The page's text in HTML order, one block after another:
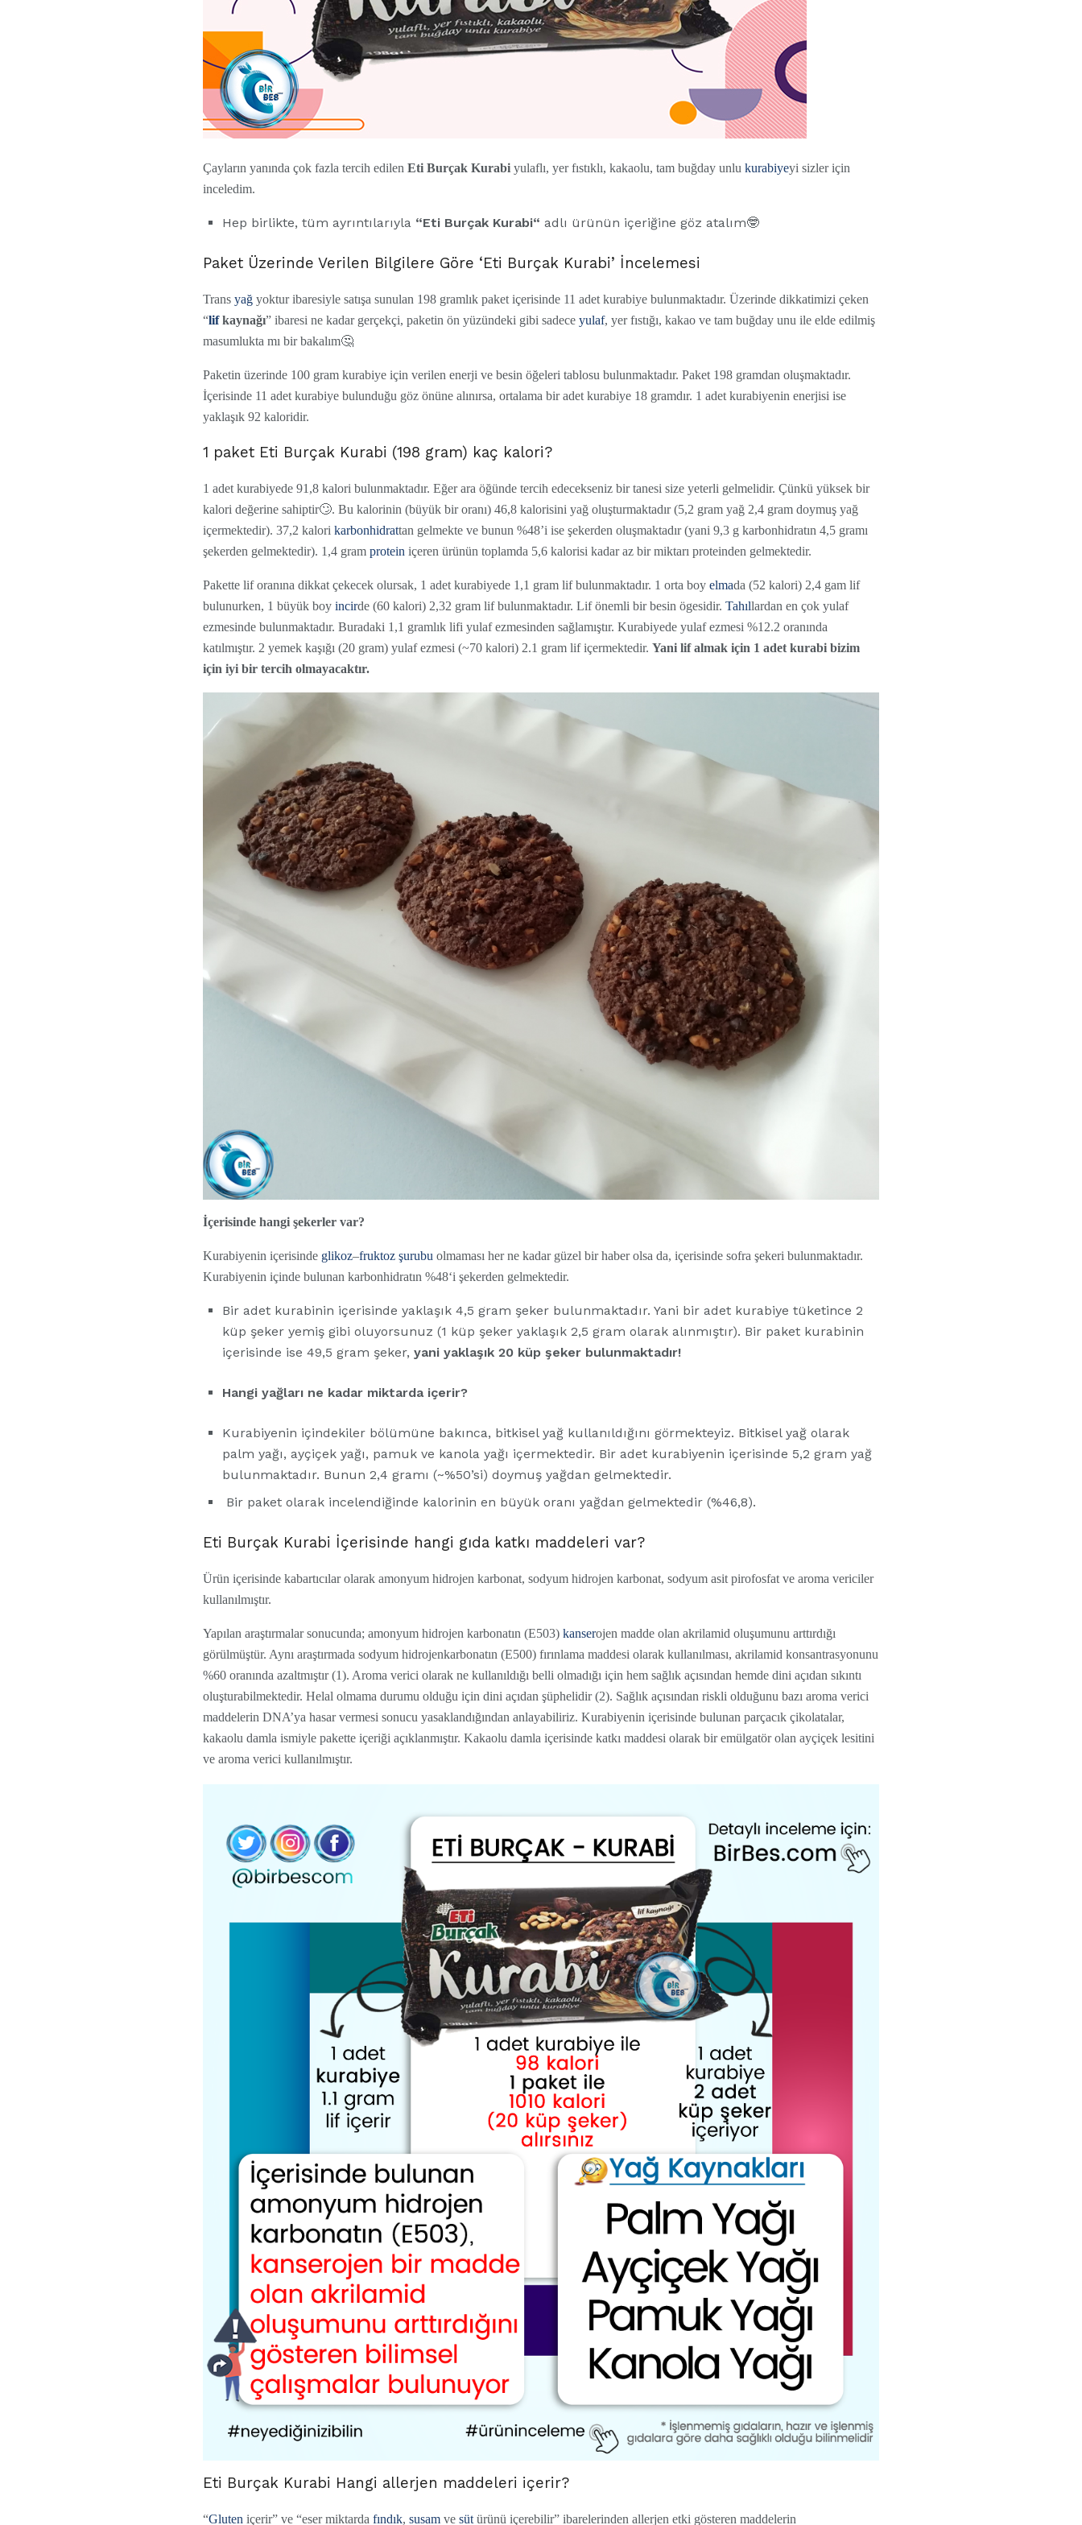
Çayların yanında çok fazla tercih edilen Eti Burçak Kurabi yulaflı, yer fıstıklı, kakaolu, tam buğday unlu kurabiyeyi sizler için
inceledim.
Hep birlikte, tüm ayrıntılarıyla “Eti Burçak Kurabi“ adlı ürünün içeriğine göz atalım🤓
Paket Üzerinde Verilen Bilgilere Göre ‘Eti Burçak Kurabi’ İncelemesi
Trans yağ yoktur ibaresiyle satışa sunulan 198 gramlık paket içerisinde 11 adet kurabiye bulunmaktadır. Üzerinde dikkatimizi çeken
“lifkaynağı” ibaresi ne kadar gerçekçi, paketin ön yüzündeki gibi sadece yulaf, yer fıstığı, kakao ve tam buğday unu ile elde edilmiş
masumlukta mı bir bakalım🤔
Paketin üzerinde 100 gram kurabiye için verilen enerji ve besin öğeleri tablosu bulunmaktadır. Paket 198 gramdan oluşmaktadır.
İçerisinde 11 adet kurabiye bulunduğu göz önüne alınırsa, ortalama bir adet kurabiye 18 gramdır. 1 adet kurabiyenin enerjisi ise
yaklaşık 92 kaloridir.
1 paket Eti Burçak Kurabi (198 gram) kaç kalori?
1 adet kurabiyede 91,8 kalori bulunmaktadır. Eğer ara öğünde tercih edecekseniz bir tanesi size yeterli gelmelidir. Çünkü yüksek bir
kalori değerine sahiptir🙄. Bu kalorinin (büyük bir oranı) 46,8 kalorisini yağ oluşturmaktadır (5,2 gram yağ 2,4 gram doymuş yağ
içermektedir). 37,2 kalori karbonhidrattan gelmekte ve bunun %48’i ise şekerden oluşmaktadır (yani 9,3 g karbonhidratın 4,5 gramı
şekerden gelmektedir). 1,4 gram protein içeren ürünün toplamda 5,6 kalorisi kadar az bir miktarı proteinden gelmektedir.
Pakette lif oranına dikkat çekecek olursak, 1 adet kurabiyede 1,1 gram lif bulunmaktadır. 1 orta boy elmada (52 kalori) 2,4 gam lif
bulunurken, 1 büyük boy incirde (60 kalori) 2,32 gram lif bulunmaktadır. Lif önemli bir besin ögesidir. Tahıllardan en çok yulaf
ezmesinde bulunmaktadır. Buradaki 1,1 gramlık lifi yulaf ezmesinden sağlamıştır. Kurabiyede yulaf ezmesi %12.2 oranında
katılmıştır. 2 yemek kaşığı (20 gram) yulaf ezmesi (~70 kalori) 2.1 gram lif içermektedir. Yani lif almak için 1 adet kurabi bizim
için iyi bir tercih olmayacaktır.
İçerisinde hangi şekerler var?
Kurabiyenin içerisinde glikoz–fruktoz şurubu olmaması her ne kadar güzel bir haber olsa da, içerisinde sofra şekeri bulunmaktadır.
Kurabiyenin içinde bulunan karbonhidratın %48‘i şekerden gelmektedir.
Bir adet kurabinin içerisinde yaklaşık 4,5 gram şeker bulunmaktadır. Yani bir adet kurabiye tüketince 2
küp şeker yemiş gibi oluyorsunuz (1 küp şeker yaklaşık 2,5 gram olarak alınmıştır). Bir paket kurabinin
içerisinde ise 49,5 gram şeker, yani yaklaşık 20 küp şeker bulunmaktadır!
Hangi yağları ne kadar miktarda içerir?
Kurabiyenin içindekiler bölümüne bakınca, bitkisel yağ kullanıldığını görmekteyiz. Bitkisel yağ olarak
palm yağı, ayçiçek yağı, pamuk ve kanola yağı içermektedir. Bir adet kurabiyenin içerisinde 5,2 gram yağ
bulunmaktadır. Bunun 2,4 gramı (~%50’si) doymuş yağdan gelmektedir.
Bir paket olarak incelendiğinde kalorinin en büyük oranı yağdan gelmektedir (%46,8).
Eti Burçak Kurabi İçerisinde hangi gıda katkı maddeleri var?
Ürün içerisinde kabartıcılar olarak amonyum hidrojen karbonat, sodyum hidrojen karbonat, sodyum asit pirofosfat ve aroma vericiler
kullanılmıştır.
Yapılan araştırmalar sonucunda; amonyum hidrojen karbonatın (E503) kanserojen madde olan akrilamid oluşumunu arttırdığı
görülmüştür. Aynı araştırmada sodyum hidrojenkarbonatın (E500) fırınlama maddesi olarak kullanılması, akrilamid konsantrasyonunu
%60 oranında azaltmıştır (1). Aroma verici olarak ne kullanıldığı belli olmadığı için hem sağlık açısından hemde dini açıdan sıkıntı
oluşturabilmektedir. Helal olmama durumu olduğu için dini açıdan şüphelidir (2). Sağlık açısından riskli olduğunu bazı aroma verici
maddelerin DNA’ya hasar vermesi sonucu yasaklandığından anlayabiliriz. Kurabiyenin içerisinde bulunan parçacık çikolatalar,
kakaolu damla ismiyle pakette içeriği açıklanmıştır. Kakaolu damla içerisinde katkı maddesi olarak bir emülgatör olan ayçiçek lesitini
ve aroma verici kullanılmıştır.
Eti Burçak Kurabi Hangi allerjen maddeleri içerir?
“Gluten içerir” ve “eser miktarda fındık, susam ve süt ürünü içerebilir” ibarelerinden allerjen etki gösteren maddelerin